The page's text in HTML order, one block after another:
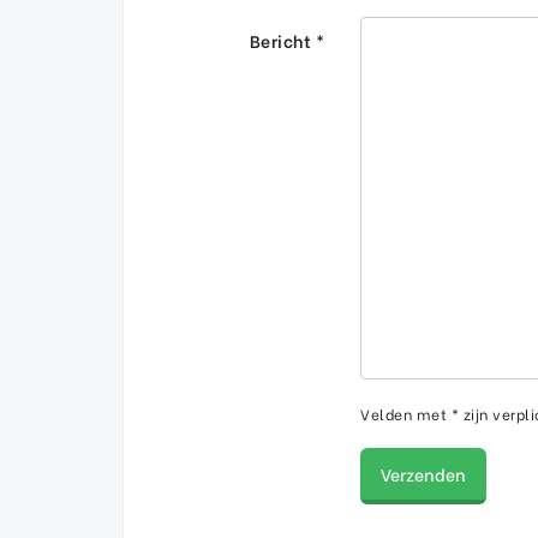
Bericht *
Velden met * zijn